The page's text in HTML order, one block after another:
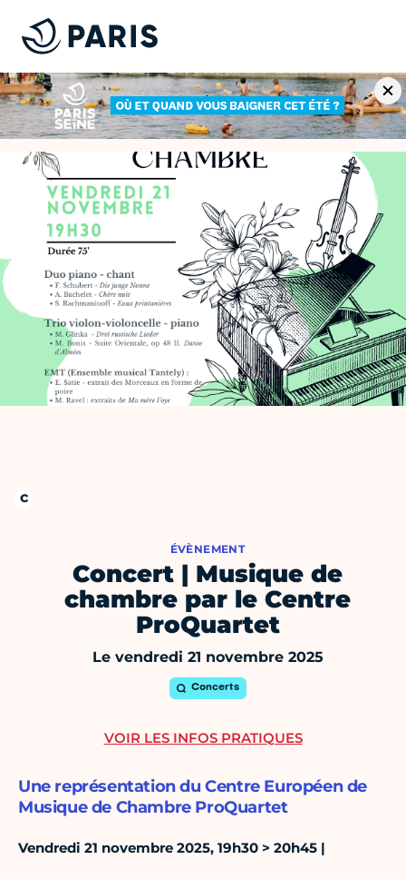
ÉVÈNEMENT
Concert | Musique de
chambre par le Centre
ProQuartet
Le vendredi 21 novembre 2025
Concerts
Une représentation du Centre Européen de
Musique de Chambre ProQuartet
Vendredi 21 novembre 2025, 19h30 > 20h45 |
VOIR LES INFOS PRATIQUES